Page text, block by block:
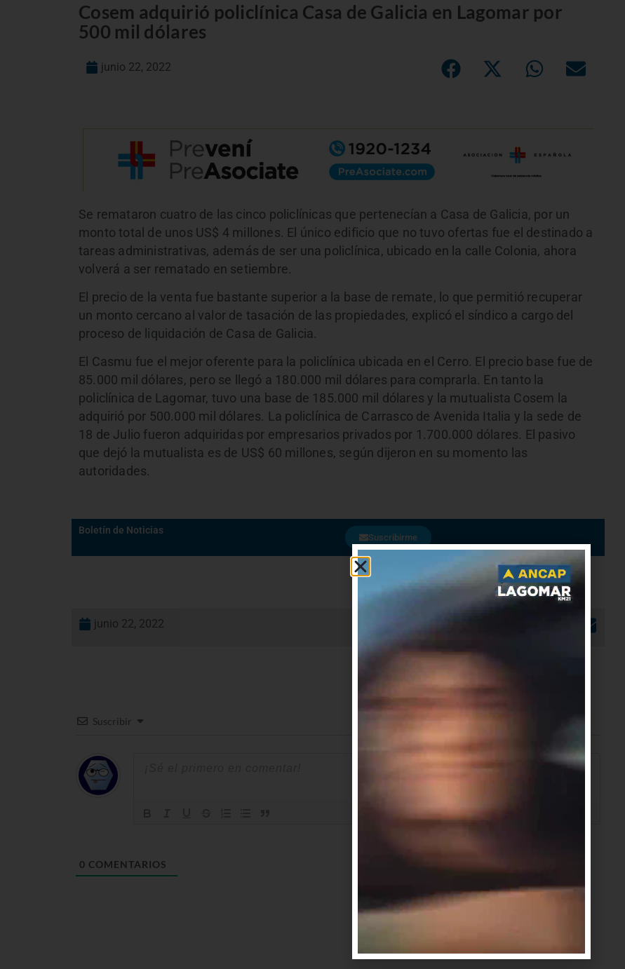
Cosem adquirió policlínica Casa de Galicia en Lagomar por
500 mil dólares
junio 22, 2022
Se remataron cuatro de las cinco policlínicas que pertenecían a Casa de Galicia, por un
monto total de unos US$ 4 millones. El único edificio que no tuvo ofertas fue el destinado a
tareas administrativas, además de ser una policlínica, ubicado en la calle Colonia, ahora
volverá a ser rematado en setiembre.
El precio de la venta fue bastante superior a la base de remate, lo que permitió recuperar
un monto cercano al valor de tasación de las propiedades, explicó el síndico a cargo del
proceso de liquidación de Casa de Galicia.
El Casmu fue el mejor oferente para la policlínica ubicada en el Cerro. El precio base fue de
85.000 mil dólares, pero se llegó a 180.000 mil dólares para comprarla. En tanto la
policlínica de Lagomar, tuvo una base de 185.000 mil dólares y la mutualista Cosem la
adquirió por 500.000 mil dólares. La policlínica de Carrasco de Avenida Italia y la sede de
18 de Julio fueron adquiridas por empresarios privados por 1.700.000 dólares. El pasivo
que dejó la mutualista es de US$ 60 millones, según dijeron en su momento las
autoridades.
Boletín de Noticias
Suscribirme
junio 22, 2022
Suscribir
0 COMENTARIOS